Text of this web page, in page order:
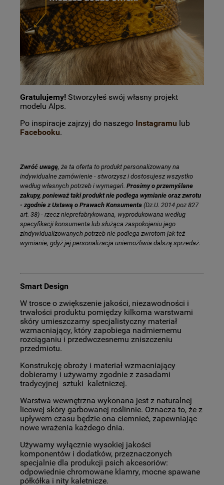
Gratulujemy! Stworzyłeś swój własny projekt
modelu Alps.
Po inspiracje zajrzyj do naszego Instagramu lub
Facebooku.
Zwróć uwagę, że ta oferta to produkt personalizowany na
indywidualne zamówienie - stworzysz i dostosujesz wszystko
według własnych potrzeb i wymagań. Prosimy o przemyślane
zakupy, ponieważ taki produkt nie podlega wymianie oraz zwrotu
- zgodnie z Ustawą o Prawach Konsumenta (Dz.U. 2014 poz 827
art. 38) - rzecz nieprefabrykowana, wyprodukowana według
specyfikacji konsumenta lub służąca zaspokojeniu jego
zindywidualizowanych potrzeb nie podlega zwrotom jak też
wymianie, gdyż jej personalizacja uniemożliwia dalszą sprzedaż.
Smart Design
W trosce o zwiększenie jakości, niezawodności i
trwałości produktu pomiędzy kilkoma warstwami
skóry umieszczamy specjalistyczny materiał
wzmacniający, który zapobiega nadmiernemu
rozciąganiu i przedwczesnemu zniszczeniu
przedmiotu.
Konstrukcję obroży i materiał wzmacniający
dobieramy i używamy zgodnie z zasadami
tradycyjnej sztuki kaletniczej.
Warstwa wewnętrzna wykonana jest z naturalnej
licowej skóry garbowanej roślinnie. Oznacza to, że z
upływem czasu będzie ona ciemnieć, zapewniając
nowe wrażenia każdego dnia.
Używamy wyłącznie wysokiej jakości
komponentów i dodatków, przeznaczonych
specjalnie dla produkcji psich akcesoriów:
odpowiednie chromowane klamry, mocne spawane
półkółka i nity kaletnicze.